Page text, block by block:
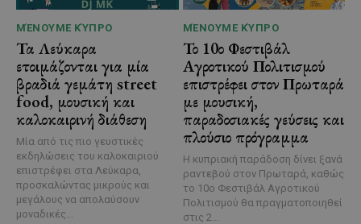
ΜΈΝΟΥΜΕ ΚΎΠΡΟ
Τα Λεύκαρα
ετοιμάζονται για μία
βραδιά γεμάτη street
food, μουσική και
καλοκαιρινή διάθεση
Μία από τις πιο γευστικές
εκδηλώσεις του καλοκαιριού
επιστρέφει στα Λεύκαρα,
προσκαλώντας μικρούς και
μεγάλους να απολαύσουν
μοναδικές...
ΜΈΝΟΥΜΕ ΚΎΠΡΟ
Το 10ο Φεστιβάλ
Αγροτικού Πολιτισμού
επιστρέφει στον Πρωταρά
με μουσική,
παραδοσιακές γεύσεις και
πλούσιο πρόγραμμα
Η κυπριακή παράδοση δίνει ξανά
ραντεβού στον Πρωταρά, καθώς
το 10ο Φεστιβάλ Αγροτικού
Πολιτισμού θα πραγματοποιηθεί
στις 2...